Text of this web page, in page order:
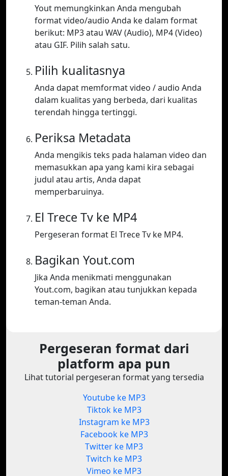
Yout memungkinkan Anda mengubah
format video/audio Anda ke dalam format
berikut: MP3 atau WAV (Audio), MP4 (Video)
atau GIF. Pilih salah satu.
Pilih kualitasnya
Anda dapat memformat video / audio Anda
dalam kualitas yang berbeda, dari kualitas
terendah hingga tertinggi.
Periksa Metadata
Anda mengikis teks pada halaman video dan
memasukkan apa yang kami kira sebagai
judul atau artis, Anda dapat
memperbaruinya.
El Trece Tv ke MP4
Pergeseran format El Trece Tv ke MP4.
Bagikan Yout.com
Jika Anda menikmati menggunakan
Yout.com, bagikan atau tunjukkan kepada
teman-teman Anda.
Pergeseran format dari
platform apa pun
Lihat tutorial pergeseran format yang tersedia
Youtube ke MP3
Tiktok ke MP3
Instagram ke MP3
Facebook ke MP3
Twitter ke MP3
Twitch ke MP3
Vimeo ke MP3